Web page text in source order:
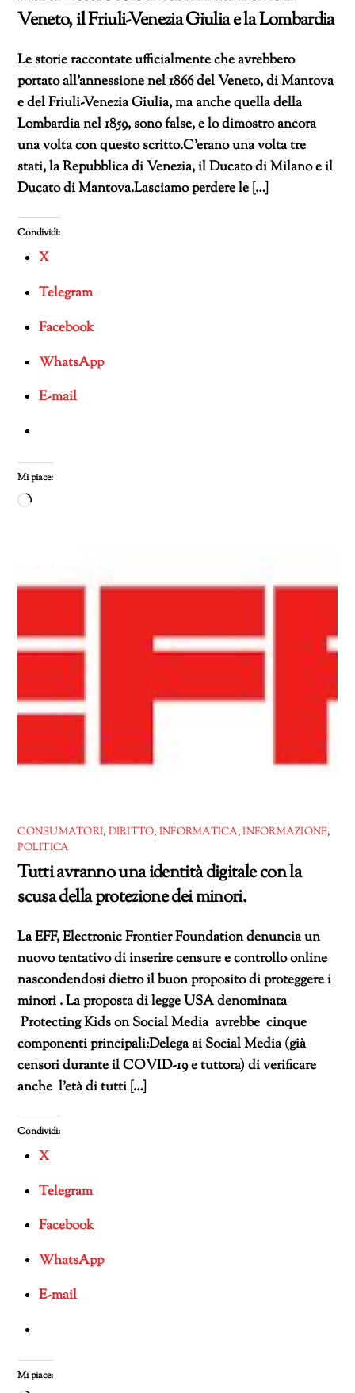
Veneto, il Friuli-Venezia Giulia e la Lombardia
Le storie raccontate ufficialmente che avrebbero
portato all’annessione nel 1866 del Veneto, di Mantova
e del Friuli-Venezia Giulia, ma anche quella della
Lombardia nel 1859, sono false, e lo dimostro ancora
una volta con questo scritto.C’erano una volta tre
stati, la Repubblica di Venezia, il Ducato di Milano e il
Ducato di Mantova.Lasciamo perdere le […]
Condividi:
X
Telegram
Facebook
WhatsApp
E-mail
Mi piace:
Caricamento
CONSUMATORI, DIRITTO, INFORMATICA,INFORMAZIONE,
POLITICA
Tutti avranno una identità digitale con la
scusa della protezione dei minori.
La EFF, Electronic Frontier Foundation denuncia un
nuovo tentativo di inserire censure e controllo online
nascondendosi dietro il buon proposito di proteggere i
minori . La proposta di legge USA denominata
Protecting Kids on Social Media avrebbe cinque
componenti principali:Delega ai Social Media (già
censori durante il COVID-19 e tuttora) di verificare
anche l’età di tutti […]
Condividi:
X
Telegram
Facebook
WhatsApp
E-mail
Mi piace: